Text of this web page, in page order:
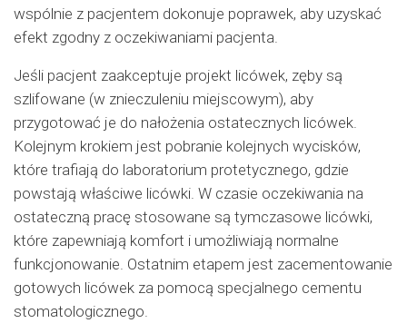
wspólnie z pacjentem dokonuje poprawek, aby uzyskać
efekt zgodny z oczekiwaniami pacjenta.
Jeśli pacjent zaakceptuje projekt licówek, zęby są
szlifowane (w znieczuleniu miejscowym), aby
przygotować je do nałożenia ostatecznych licówek.
Kolejnym krokiem jest pobranie kolejnych wycisków,
które trafiają do laboratorium protetycznego, gdzie
powstają właściwe licówki. W czasie oczekiwania na
ostateczną pracę stosowane są tymczasowe licówki,
które zapewniają komfort i umożliwiają normalne
funkcjonowanie. Ostatnim etapem jest zacementowanie
gotowych licówek za pomocą specjalnego cementu
stomatologicznego.